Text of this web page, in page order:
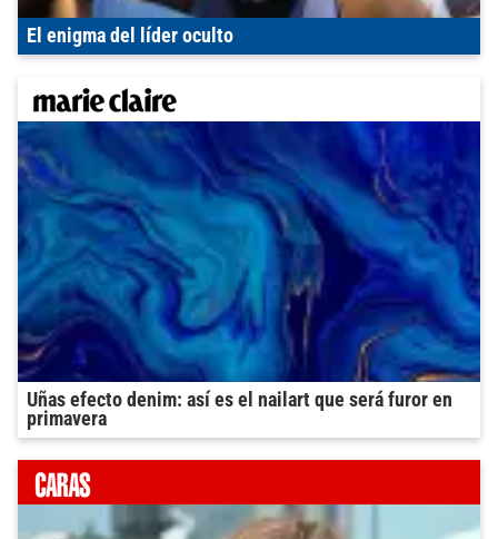
El enigma del líder oculto
Uñas efecto denim: así es el nailart que será furor en
primavera